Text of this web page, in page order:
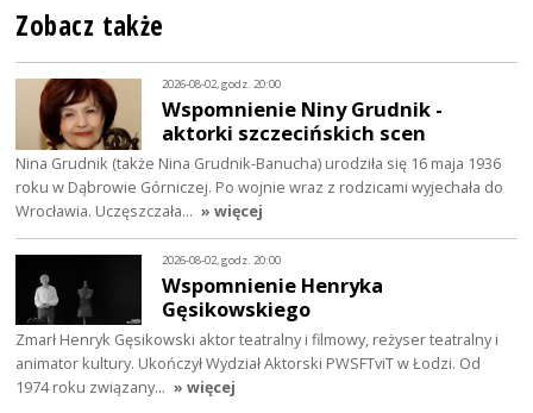
Zobacz także
2026-08-02, godz. 20:00
Wspomnienie Niny Grudnik -
aktorki szczecińskich scen
Nina Grudnik (także Nina Grudnik-Banucha) urodziła się 16 maja 1936
roku w Dąbrowie Górniczej. Po wojnie wraz z rodzicami wyjechała do
Wrocławia. Uczęszczała… » więcej
2026-08-02, godz. 20:00
Wspomnienie Henryka
Gęsikowskiego
Zmarł Henryk Gęsikowski aktor teatralny i filmowy, reżyser teatralny i
animator kultury. Ukończył Wydział Aktorski PWSFTviT w Łodzi. Od
1974 roku związany… » więcej